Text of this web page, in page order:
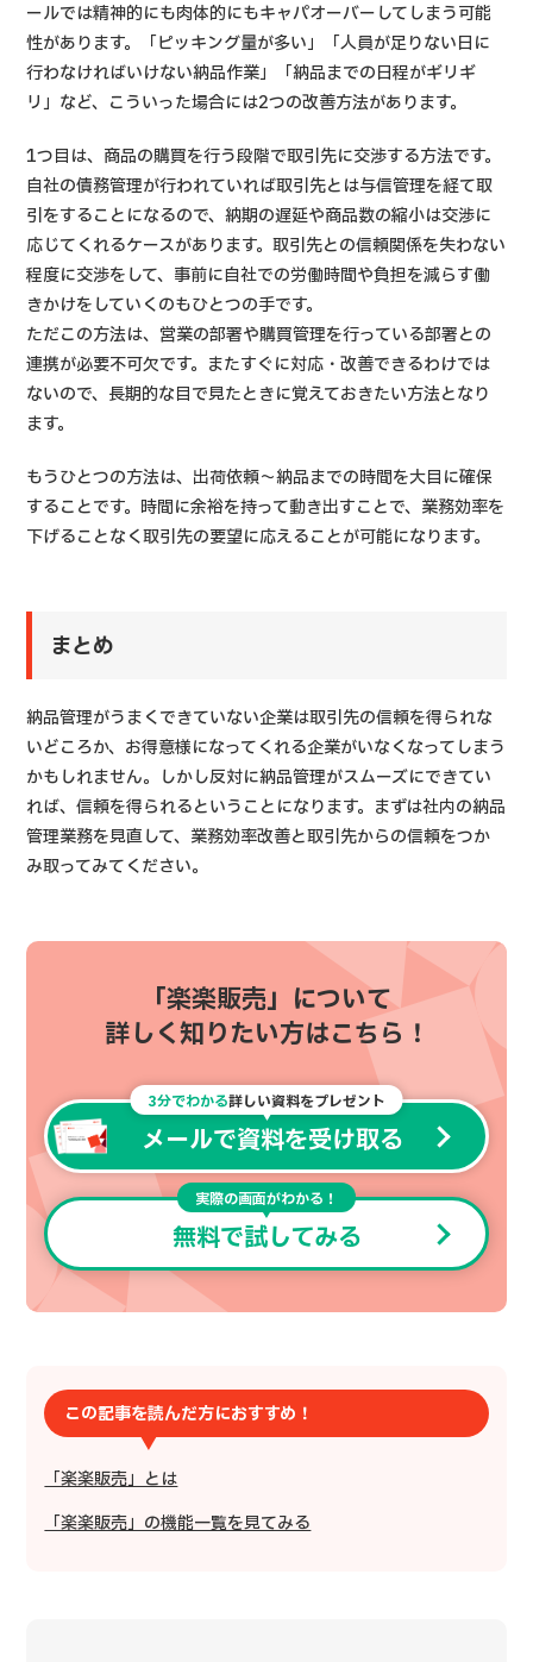
ールでは精神的にも肉体的にもキャパオーバーしてしまう可能
性があります。「ピッキング量が多い」「人員が足りない日に
行わなければいけない納品作業」「納品までの日程がギリギ
リ」など、こういった場合には2つの改善方法があります。
1つ目は、商品の購買を行う段階で取引先に交渉する方法です。
自社の債務管理が行われていれば取引先とは与信管理を経て取
引をすることになるので、納期の遅延や商品数の縮小は交渉に
応じてくれるケースがあります。取引先との信頼関係を失わない
程度に交渉をして、事前に自社での労働時間や負担を減らす働
きかけをしていくのもひとつの手です。
ただこの方法は、営業の部署や購買管理を行っている部署との
連携が必要不可欠です。またすぐに対応・改善できるわけでは
ないので、長期的な目で見たときに覚えておきたい方法となり
ます。
もうひとつの方法は、出荷依頼～納品までの時間を大目に確保
することです。時間に余裕を持って動き出すことで、業務効率を
下げることなく取引先の要望に応えることが可能になります。
まとめ
納品管理がうまくできていない企業は取引先の信頼を得られな
いどころか、お得意様になってくれる企業がいなくなってしまう
かもしれません。しかし反対に納品管理がスムーズにできてい
れば、信頼を得られるということになります。まずは社内の納品
管理業務を見直して、業務効率改善と取引先からの信頼をつか
み取ってみてください。
「楽楽販売」について
詳しく知りたい方はこちら！
3分でわかる詳しい資料をプレゼント
メールで資料を受け取る
実際の画面がわかる！
無料で試してみる
この記事を読んだ方におすすめ！
「楽楽販売」とは
「楽楽販売」の機能一覧を見てみる